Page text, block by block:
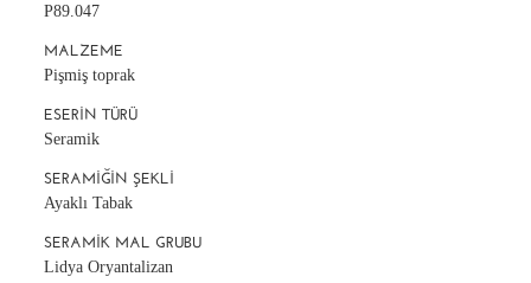
P89.047
MALZEME
Pişmiş toprak
ESERIN TÜRÜ
Seramik
SERAMIĞIN ŞEKLI
Ayaklı Tabak
SERAMIK MAL GRUBU
Lidya Oryantalizan